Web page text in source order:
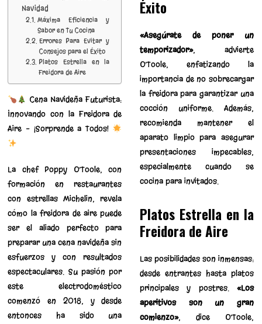
Navidad
Máxima Eficiencia y
Sabor en Tu Cocina
Errores Para Evitar y
Consejos para el Éxito
Platos Estrella en la
Freidora de Aire
Cena Navideña Futurista:
Innovando con la Freidora de
Aire – ¡Sorprende a Todos!
La chef Poppy O’Toole, con
formación en restaurantes
con estrellas Michelin, revela
cómo la freidora de aire puede
ser el aliado perfecto para
preparar una cena navideña sin
esfuerzos y con resultados
espectaculares. Su pasión por
este electrodoméstico
comenzó en 2018, y desde
entonces ha sido una
Éxito
«Asegúrate de poner un
temporizador», advierte
O’Toole, enfatizando la
importancia de no sobrecargar
la freidora para garantizar una
cocción uniforme. Además,
recomienda mantener el
aparato limpio para asegurar
presentaciones impecables,
especialmente cuando se
cocina para invitados.
Platos Estrella en la
Freidora de Aire
Las posibilidades son inmensas:
desde entrantes hasta platos
principales y postres. «Los
aperitivos son un gran
comienzo», dice O’Toole,